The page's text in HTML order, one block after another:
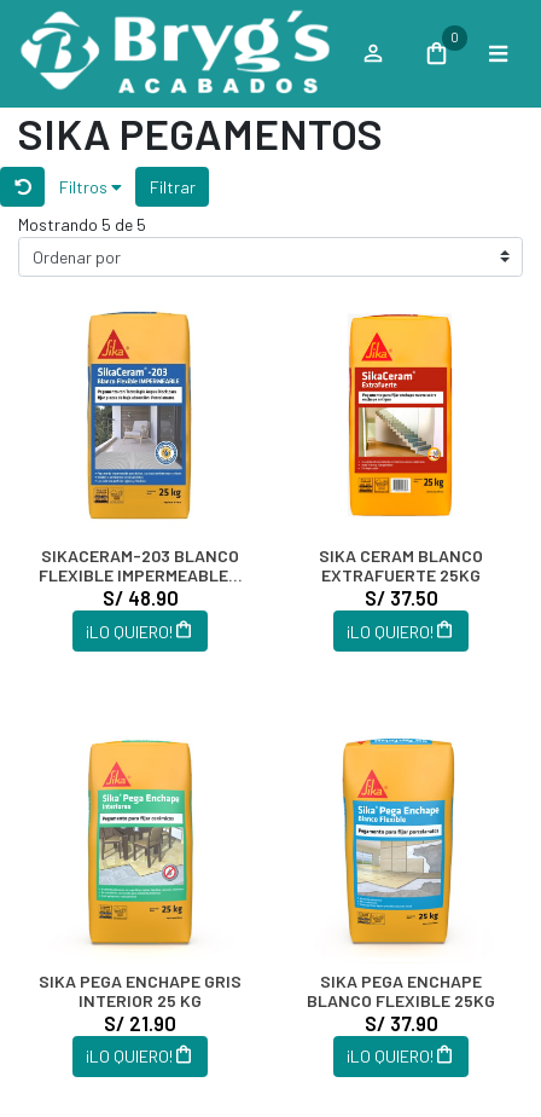
0
SIKA PEGAMENTOS
Filtros
Filtrar
Mostrando 5 de 5
SIKACERAM-203 BLANCO
FLEXIBLE IMPERMEABLE X
25 Kg
S/ 48.90
¡LO QUIERO!
SIKA CERAM BLANCO
EXTRAFUERTE 25KG
S/ 37.50
¡LO QUIERO!
SIKA PEGA ENCHAPE GRIS
INTERIOR 25 KG
S/ 21.90
¡LO QUIERO!
SIKA PEGA ENCHAPE
BLANCO FLEXIBLE 25KG
S/ 37.90
¡LO QUIERO!